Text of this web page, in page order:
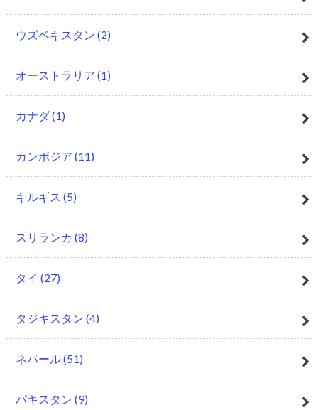
ウズベキスタン (2)
オーストラリア (1)
カナダ(1)
カンボジア (11)
キルギス (5)
スリランカ (8)
タイ (27)
タジキスタン (4)
ネパール(51)
パキスタン (9)